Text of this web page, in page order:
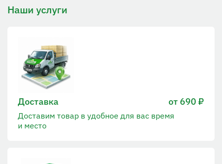
Наши услуги
Доставка от 690 ₽
Доставим товар в удобное для вас время
и место